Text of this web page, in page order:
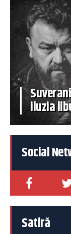
iluzia
Social
Satiră